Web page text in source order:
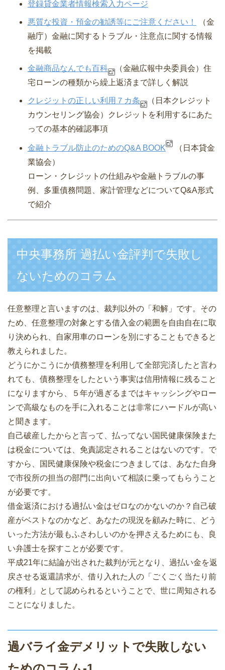
登録貸金業者情報検索入力ページ
悪質な投資・預金の勧誘等にご注意ください！
（金
融庁）⾦融に関するトラブル・注意点に関する情報
を掲載
金融商品なんでも百科 （金融広報中央委員会） 住
宅ローンの種類から繰上返済まで詳しく解説
クレジットの正しい利用７カ条
（日本クレジット
カウンセリング協会）
クレジットを利用するにあた
っての基本的確認事項
金融トラブル防止のためのQ&A BOOK
（日本貸金
業協会）
ローン・クレジットの仕組みや金融トラブルの事
例、多重債務問題、家計管理などについてQ&A形式
で紹介
中央事務所 過払い金評判で失敗し
ないためのコラム
任意整理と言いますのは、裁判以外の「和解」です。その
ため、任意整理の対象とする借入金の範囲を自由自在に取
り決められ、自家用車のローンを別にすることもできると
教えられました。
どうにかこうにか債務整理を利用して全部完済したと言わ
れても、債務整理をしたという事実は信用情報に残ること
になりますから、５年が過ぎるまではキャッシングやロー
ンで高級なものを手に入れることは非常にハードルが高い
と聞きます。
自己破産したからと言って、払ってない国民健康保険また
は税金については、免責認定されることはないのです。で
すから、国民健康保険や税金につきましては、あなた自身
で市役所の担当の部門に出向いて相談に乗ってもらうこと
が必要です。
借金返済における過払い金はゼロなのかないのか？自己破
産がベストなのかなど、あなたの現況を顧みた時に、どう
いった方法が最もふさわしいのかを押さえるためにも、良
い弁護士を探すことが必要です。
平成21年に結論が出された裁判が元となり、過払い金を返
戻させる返還請求が、借り入れた人の「ごくごく当たり前
の権利」として認められるということで、世に周知される
ことになりました。
過バライ金デメリットで失敗しない